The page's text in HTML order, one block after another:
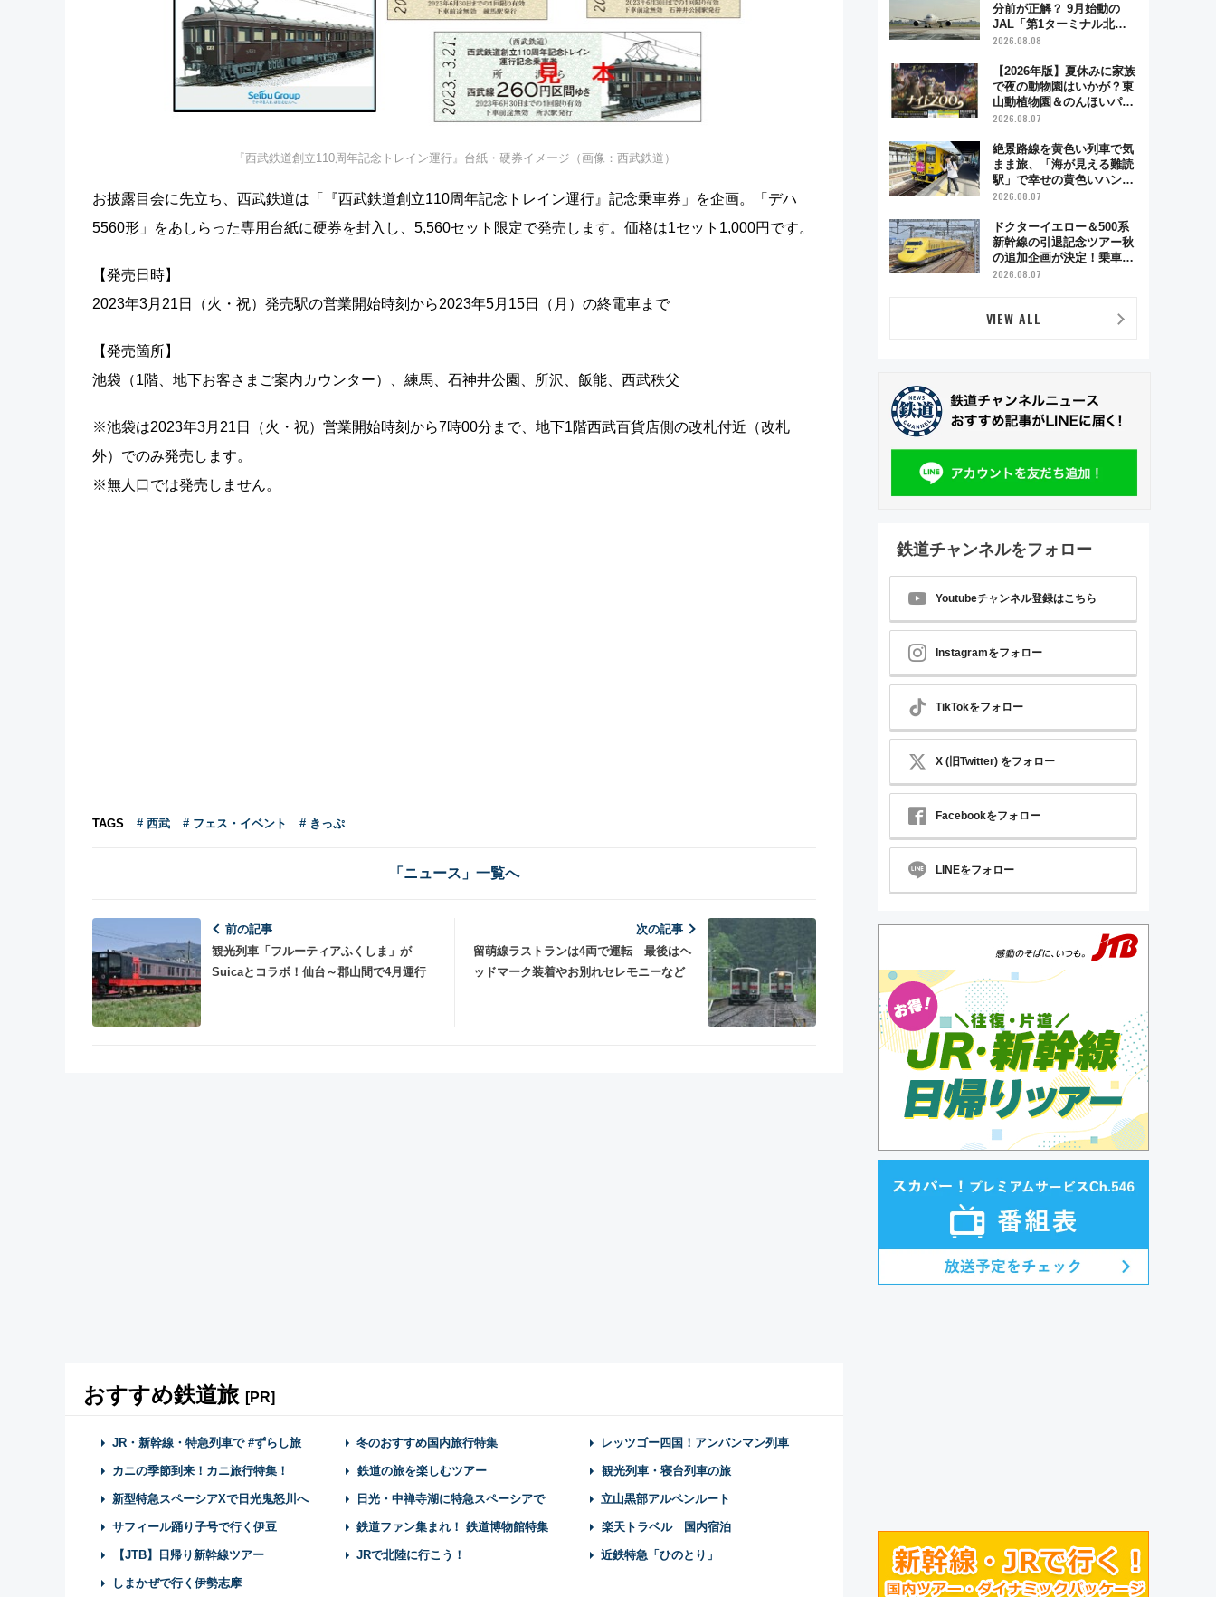
『西武鉄道創立110周年記念トレイン運行』台紙・硬券イメージ（画像：西武鉄道）
お披露目会に先立ち、西武鉄道は「『西武鉄道創立110周年記念トレイン運行』記念乗車券」を企画。「デハ
5560形」をあしらった専用台紙に硬券を封入し、5,560セット限定で発売します。価格は1セット1,000円です。
【発売日時】
2023年3月21日（火・祝）発売駅の営業開始時刻から2023年5月15日（月）の終電車まで
【発売箇所】
池袋（1階、地下お客さまご案内カウンター）、練馬、石神井公園、所沢、飯能、西武秩父
※池袋は2023年3月21日（火・祝）営業開始時刻から7時00分まで、地下1階西武百貨店側の改札付近（改札
外）でのみ発売します。
※無人口では発売しません。
TAGS # 西武 # フェス・イベント # きっぷ
「ニュース」一覧へ
前の記事
観光列車「フルーティアふくしま」が
Suicaとコラボ！仙台～郡山間で4月運行
次の記事
留萌線ラストランは4両で運転 最後はヘ
ッドマーク装着やお別れセレモニーなど
おすすめ鉄道旅 [PR]
JR・新幹線・特急列車で #ずらし旅 冬のおすすめ国内旅行特集 レッツゴー四国！アンパンマン列車
カニの季節到来！カニ旅行特集！ 鉄道の旅を楽しむツアー 観光列車・寝台列車の旅
新型特急スペーシアXで日光鬼怒川へ 日光・中禅寺湖に特急スペーシアで 立山黒部アルペンルート
サフィール踊り子号で行く伊豆 鉄道ファン集まれ！ 鉄道博物館特集 楽天トラベル 国内宿泊
【JTB】日帰り新幹線ツアー JRで北陸に行こう！ 近鉄特急「ひのとり」
しまかぜで行く伊勢志摩
分前が正解？ 9月始動の
JAL「第1ターミナル北側
サテライト」は徒歩1キロ
点まとめ
2026.08.08
【2026年版】夏休みに家族
で夜の動物園はいかが？東
山動植物園＆のんほいパー
ク「ナイトZOO」開催情報
2026.08.07
絶景路線を黄色い列車で気
まま旅、「海が見える難読
駅」で幸せの黄色いハンカ
チに願いを 「新・鉄道ひ
「島原鉄道」
2026.08.07
ドクターイエロー＆500系
新幹線の引退記念ツアー秋
の追加企画が決定！乗車体
験やグッズ・ホテル情報ま
2026.08.07
VIEW ALL
鉄道チャンネルをフォロー
Youtubeチャンネル登録はこちら
Instagramをフォロー
TikTokをフォロー
X (旧Twitter) をフォロー
Facebookをフォロー
LINEをフォロー